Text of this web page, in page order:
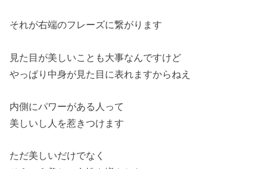
それが右端のフレーズに繋がります
見た目が美しいことも大事なんですけど
やっぱり中身が見た目に表れますからねえ
内側にパワーがある人って
美しいし人を惹きつけます
ただ美しいだけでなく